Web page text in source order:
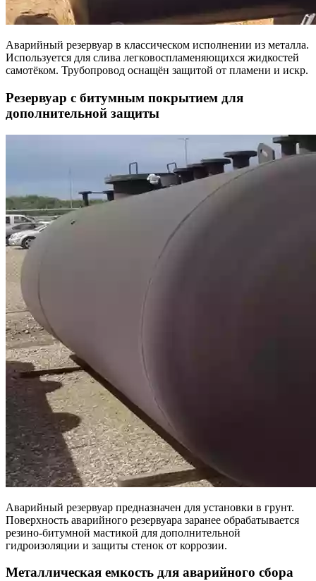
Аварийный резервуар в классическом исполнении из металла.
Используется для слива легковоспламеняющихся жидкостей
самотёком. Трубопровод оснащён защитой от пламени и искр.
Резервуар с битумным покрытием для
дополнительной защиты
Аварийный резервуар предназначен для установки в грунт.
Поверхность аварийного резервуара заранее обрабатывается
резино-битумной мастикой для дополнительной
гидроизоляции и защиты стенок от коррозии.
Металлическая емкость для аварийного сбора